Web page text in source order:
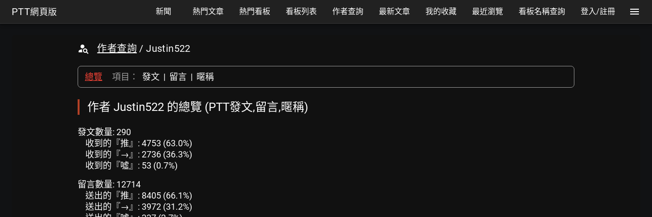
PTT網頁版 新聞 熱門文章 熱門看板 看板列表 作者查詢 最新文章 我的收藏 最近瀏覽 看板名稱查詢 登入/註冊
作者查詢 / Justin522
總覽 項目： 發文 | 留言 | 暱稱
作者 Justin522 的總覽 (PTT發文,留言,暱稱)
發文數量: 290
收到的『推』: 4753 (63.0%)
收到的『→』: 2736 (36.3%)
收到的『噓』: 53 (0.7%)
留言數量: 12714
送出的『推』: 8405 (66.1%)
送出的『→』: 3972 (31.2%)